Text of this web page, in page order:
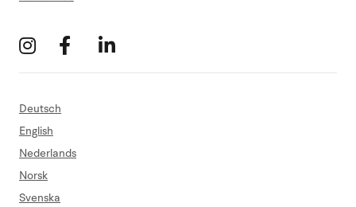
Deutsch
English
Nederlands
Norsk
Svenska